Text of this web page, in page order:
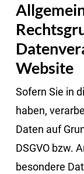
Website
Sofern Sie in
haben,
Daten auf
DSGVO bzw.
besondere